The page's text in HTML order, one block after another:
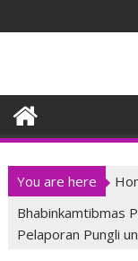
to
You are here
Bhabinkamtibmas
Pelaporan Pungli